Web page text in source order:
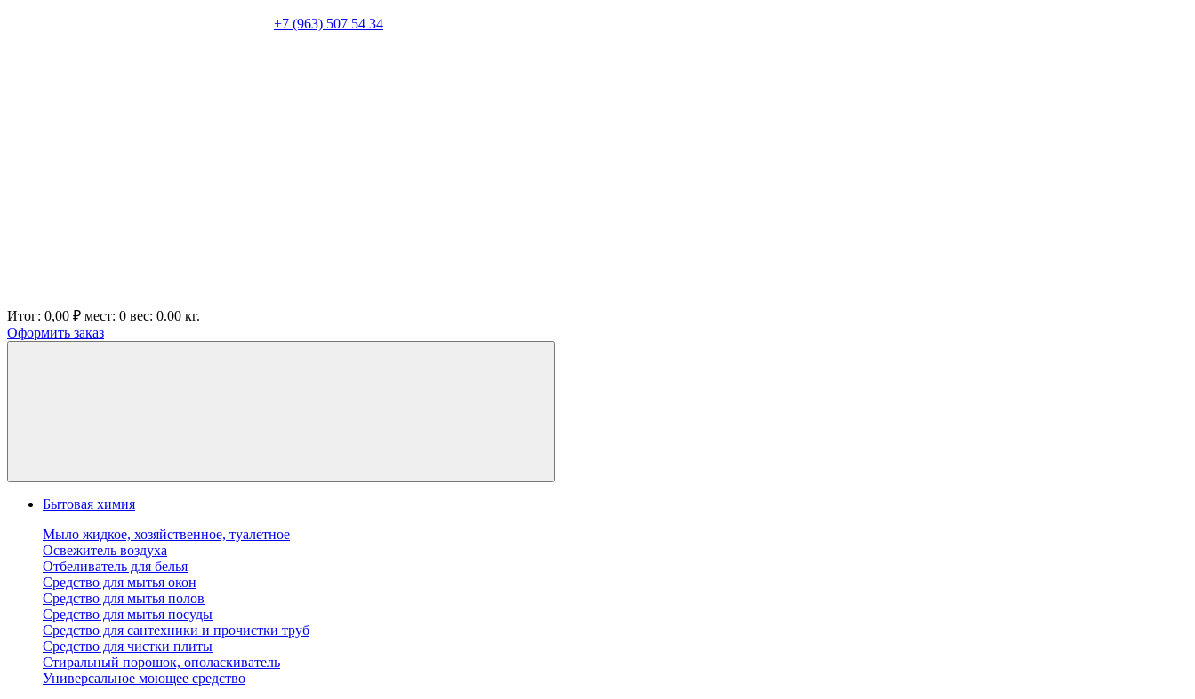
+7 (963) 507 54 34
Итог: 0,00 ₽ мест: 0 вес: 0.00 кг.
Оформить заказ
Бытовая химия
Мыло жидкое, хозяйственное, туалетное
Освежитель воздуха
Отбеливатель для белья
Средство для мытья окон
Средство для мытья полов
Средство для мытья посуды
Средство для сантехники и прочистки труб
Средство для чистки плиты
Стиральный порошок, ополаскиватель
Универсальное моющее средство